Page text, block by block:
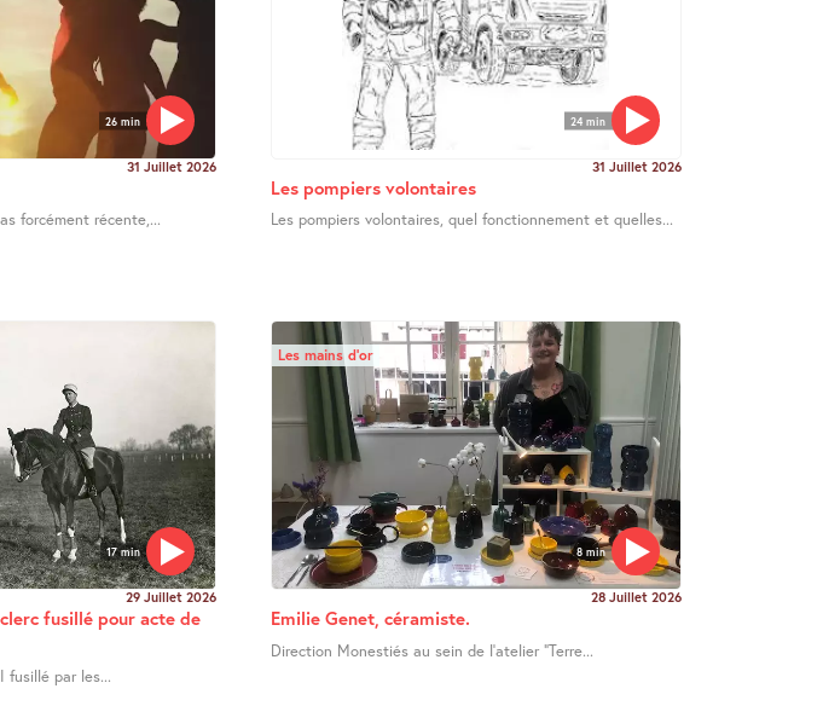
26 min
31 Juillet 2026
forcément récente,...
24 min
31 Juillet 2026
Les pompiers volontaires
Les pompiers volontaires, quel fonctionnement et quelles...
17 min
29 Juillet 2026
fusillé pour acte de
fusillé par les...
8 min
Les mains d’or
28 Juillet 2026
Emilie Genet, céramiste.
Direction Monestiés au sein de l’atelier "Terre...